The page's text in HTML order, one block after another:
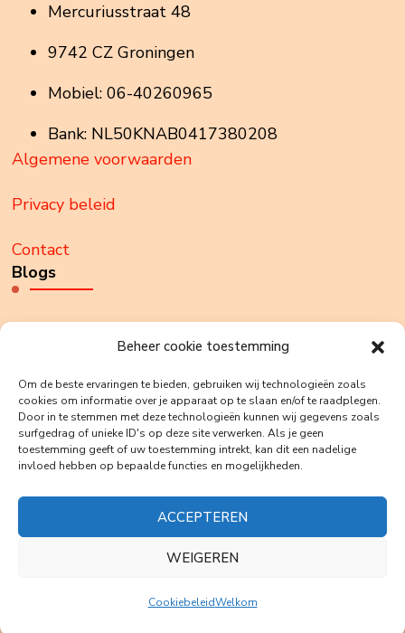
Beheer cookie toestemming
Om de beste ervaringen te bieden, gebruiken wij technologieën zoals
cookies om informatie over je apparaat op te slaan en/of te raadplegen.
Door in te stemmen met deze technologieën kunnen wij gegevens zoals
surfgedrag of unieke ID's op deze site verwerken. Als je geen
toestemming geeft of uw toestemming intrekt, kan dit een nadelige
invloed hebben op bepaalde functies en mogelijkheden.
ACCEPTEREN
WEIGEREN
CookiebeleidWelkom
Mercuriusstraat 48
9742 CZ Groningen
Mobiel: 06-40260965
Bank: NL50KNAB0417380208
Algemene voorwaarden
Privacy beleid
Contact
Blogs
Anders prikkelen.
Echo’s
Who holds tomorrow?
Developed by H.Tom Welkom